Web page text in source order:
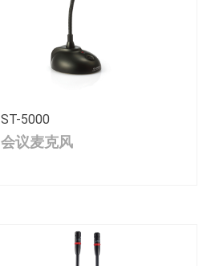
ST-5000
会议麦克风